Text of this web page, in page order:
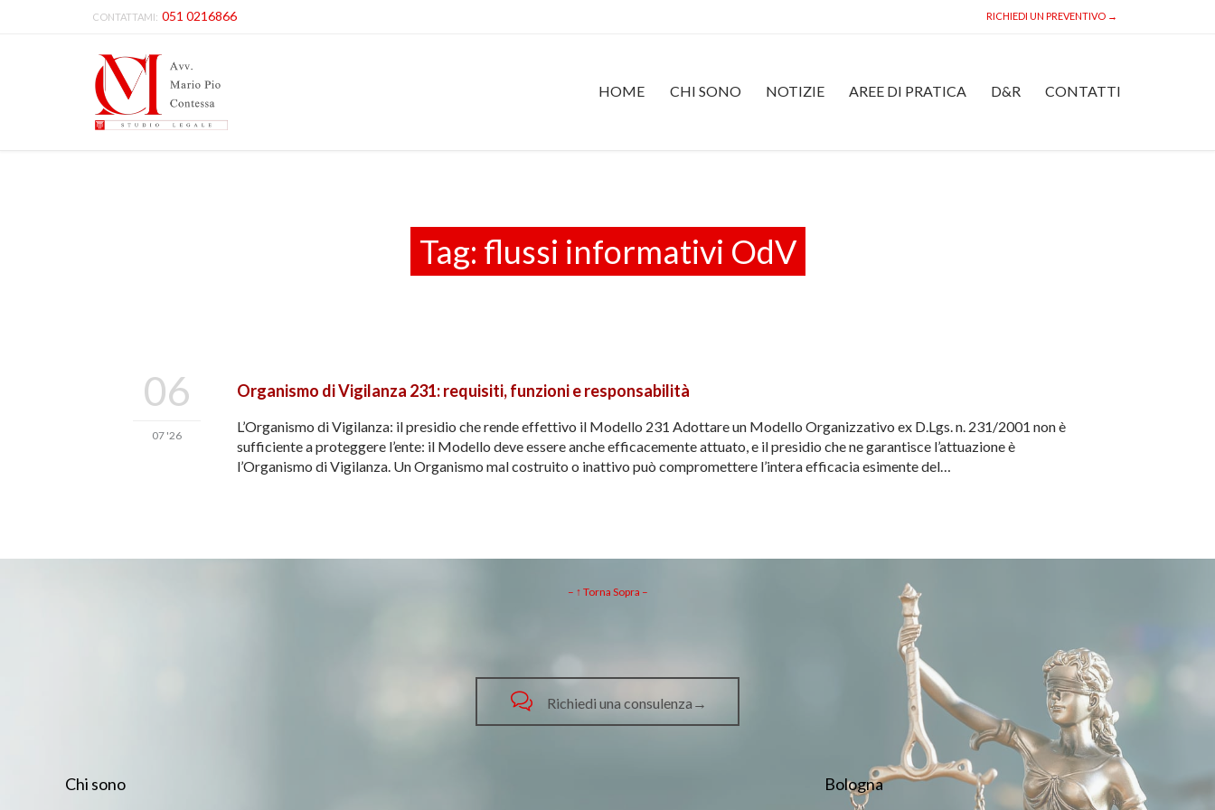
CONTATTAMI: 051 0216866 RICHIEDI UN PREVENTIVO →
HOME CHI SONO NOTIZIE AREE DI PRATICA D&R CONTATTI
Tag: flussi informativi OdV
06
07 '26
Organismo di Vigilanza 231: requisiti, funzioni e responsabilità
L’Organismo di Vigilanza: il presidio che rende effettivo il Modello 231 Adottare un Modello Organizzativo ex D.Lgs. n. 231/2001 non è
sufficiente a proteggere l’ente: il Modello deve essere anche efficacemente attuato, e il presidio che ne garantisce l’attuazione è
l’Organismo di Vigilanza. Un Organismo mal costruito o inattivo può compromettere l’intera efficacia esimente del…
– ↑ Torna Sopra –
 Richiedi una consulenza→
Chi sono Bologna